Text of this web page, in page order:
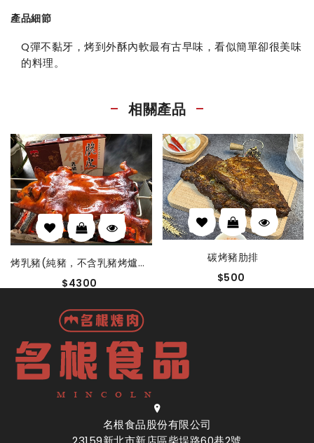
產品細節
Q彈不黏牙，烤到外酥內軟最有古早味，看似簡單卻很美味
的料理。
相關產品
烤乳豬(純豬，不含乳豬烤爐及用具)
$4300
碳烤豬肋排
$500
名根食品股份有限公司